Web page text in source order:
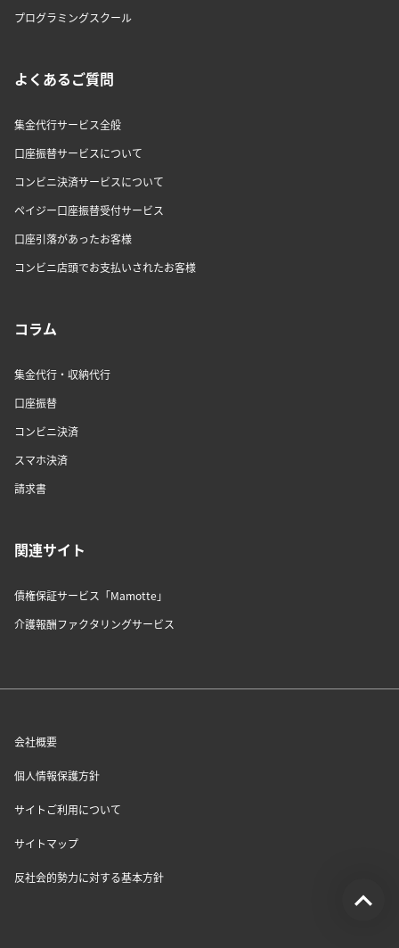
プログラミングスクール
よくあるご質問
集金代行サービス全般
口座振替サービスについて
コンビニ決済サービスについて
ペイジー口座振替受付サービス
口座引落があったお客様
コンビニ店頭でお支払いされたお客様
コラム
集金代行・収納代行
口座振替
コンビニ決済
スマホ決済
請求書
関連サイト
債権保証サービス「Mamotte」
介護報酬ファクタリングサービス
会社概要
個人情報保護方針
サイトご利用について
サイトマップ
反社会的勢力に対する基本方針